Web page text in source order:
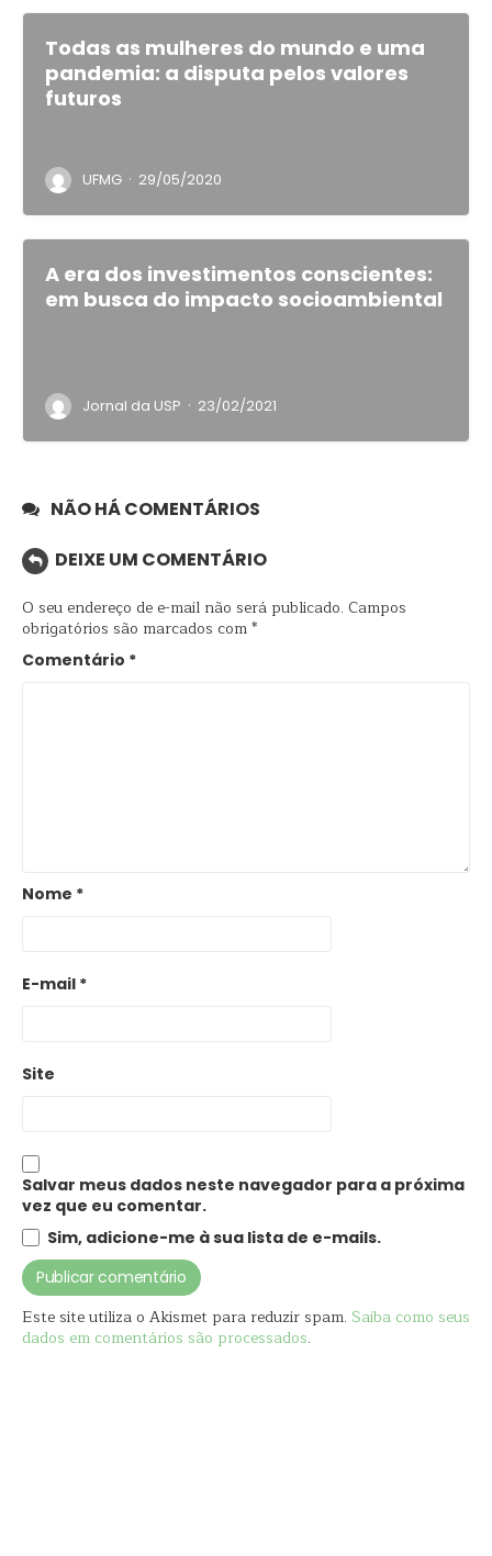
Todas as mulheres do mundo e uma
pandemia: a disputa pelos valores
futuros
UFMG · 29/05/2020
A era dos investimentos conscientes:
em busca do impacto socioambiental
Jornal da USP · 23/02/2021
NÃO HÁ COMENTÁRIOS
DEIXE UM COMENTÁRIO
O seu endereço de e-mail não será publicado. Campos
obrigatórios são marcados com*
Comentário *
Nome *
E-mail *
Site
Salvar meus dados neste navegador para a próxima
vez que eu comentar.
Sim, adicione-me à sua lista de e-mails.
Este site utiliza o Akismet para reduzir spam. Saiba como seus
dados em comentários são processados.